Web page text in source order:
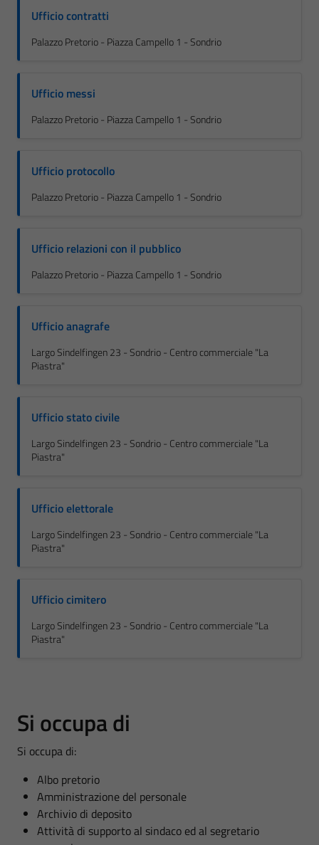
Ufficio contratti
Palazzo Pretorio - Piazza Campello 1 - Sondrio
Ufficio messi
Palazzo Pretorio - Piazza Campello 1 - Sondrio
Ufficio protocollo
Palazzo Pretorio - Piazza Campello 1 - Sondrio
Ufficio relazioni con il pubblico
Palazzo Pretorio - Piazza Campello 1 - Sondrio
Ufficio anagrafe
Largo Sindelfingen 23 - Sondrio - Centro commerciale "La
Piastra"
Ufficio stato civile
Largo Sindelfingen 23 - Sondrio - Centro commerciale "La
Piastra"
Ufficio elettorale
Largo Sindelfingen 23 - Sondrio - Centro commerciale "La
Piastra"
Ufficio cimitero
Largo Sindelfingen 23 - Sondrio - Centro commerciale "La
Piastra"
Si occupa di
Si occupa di:
Albo pretorio
Amministrazione del personale
Archivio di deposito
Attività di supporto al sindaco ed al segretario